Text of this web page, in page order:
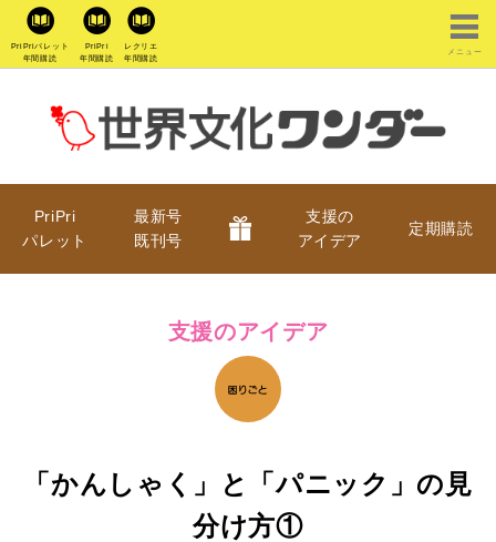
PriPriパレット
年間購読
PriPri
年間購読
レクリエ
年間購読
メニュー
PriPri
パレット
最新号
既刊号
支援の
アイデア
定期購読
支援のアイデア
「かんしゃく」と「パニック」の見
分け方①